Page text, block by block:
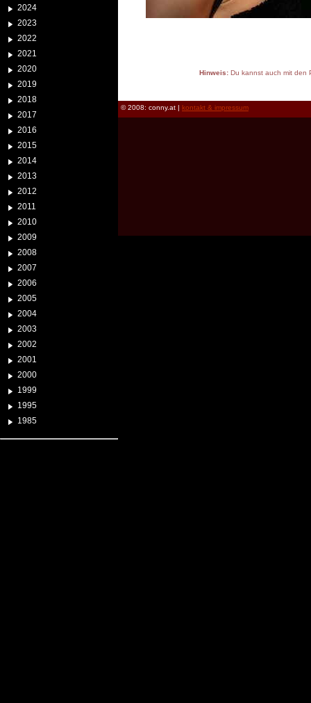
2024
2023
2022
2021
2020
2019
2018
2017
2016
2015
2014
2013
2012
2011
2010
2009
2008
2007
2006
2005
2004
2003
2002
2001
2000
1999
1995
1985
Hinweis:Du kannst auch mit den
© 2008: conny.at | kontakt & impressum